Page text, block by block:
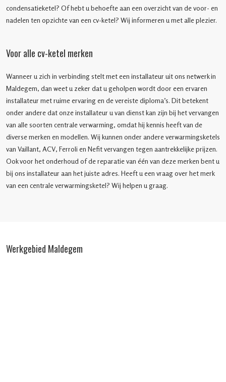
condensatieketel? Of hebt u behoefte aan een overzicht van de voor- en
nadelen ten opzichte van een cv-ketel? Wij informeren u met alle plezier.
Voor alle cv-ketel merken
Wanneer u zich in verbinding stelt met een installateur uit ons netwerk in
Maldegem, dan weet u zeker dat u geholpen wordt door een ervaren
installateur met ruime ervaring en de vereiste diploma’s. Dit betekent
onder andere dat onze installateur u van dienst kan zijn bij het vervangen
van alle soorten centrale verwarming, omdat hij kennis heeft van de
diverse merken en modellen. Wij kunnen onder andere verwarmingsketels
van Vaillant, ACV, Ferroli en Nefit vervangen tegen aantrekkelijke prijzen.
Ook voor het onderhoud of de reparatie van één van deze merken bent u
bij ons installateur aan het juiste adres. Heeft u een vraag over het merk
van een centrale verwarmingsketel? Wij helpen u graag.
Werkgebied Maldegem